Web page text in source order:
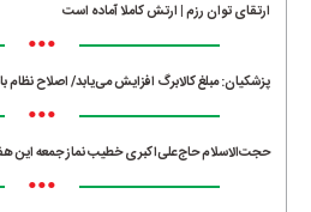
ارتقای توان رزم | ارتش کاملا آماده است
•••
پزشکیان: مبلغ کالابرگ افزایش می‌یابد/ اصلاح نظام
•••
حجت‌الاسلام حاج‌علی‌اکبری خطیب نماز جمعه این
•••